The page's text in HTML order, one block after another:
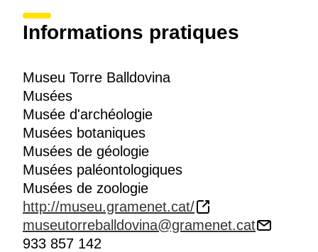
Informations pratiques
Museu Torre Balldovina
Musées
Musée d'archéologie
Musées botaniques
Musées de géologie
Musées paléontologiques
Musées de zoologie
http://museu.gramenet.cat/
museutorreballdovina@gramenet.cat
933 857 142